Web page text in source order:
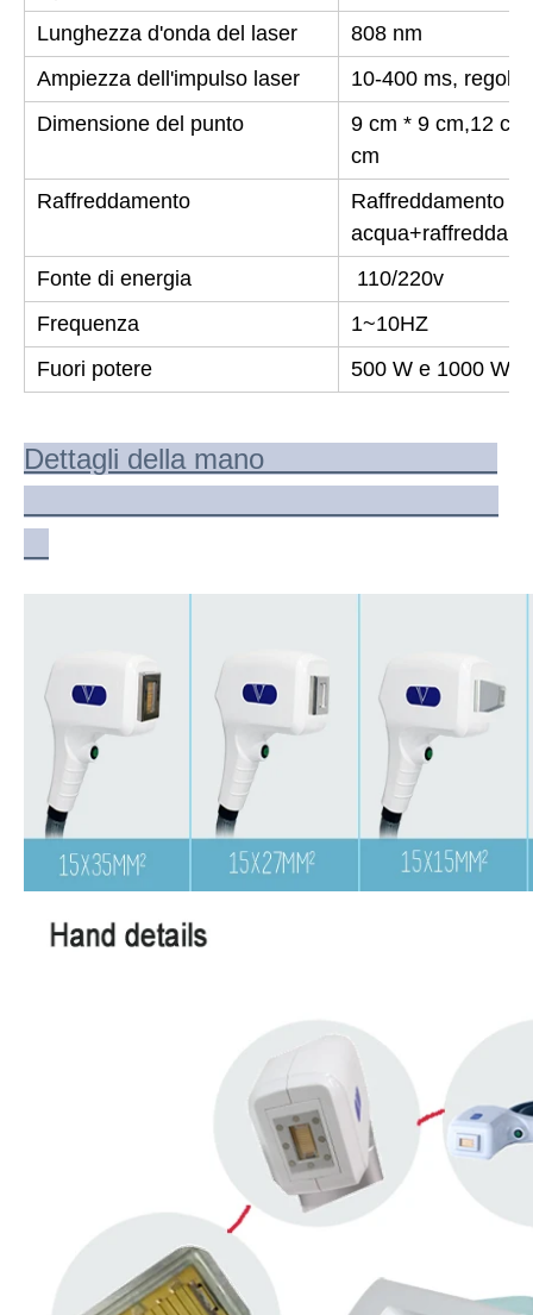
Lunghezza d'onda del laser
808 nm
Ampiezza dell'impulso laser
10-400 ms,
Dimensione del punto
9 cm * 9 cm,12
cm
Raffreddamento
Raffreddamento a
Fonte di energia
110/220v
Frequenza
1~10HZ
Fuori potere
500 W e 1000 W
Dettagli della mano